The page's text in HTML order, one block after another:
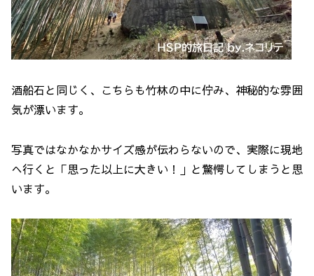
酒船石と同じく、こちらも竹林の中に佇み、神秘的な雰囲
気が漂います。
写真ではなかなかサイズ感が伝わらないので、実際に現地
へ行くと「思った以上に大きい！」と驚愕してしまうと思
います。